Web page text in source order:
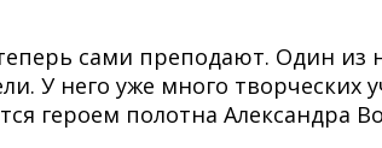
сами преподают. Один
У него уже много
героем полотна Александра